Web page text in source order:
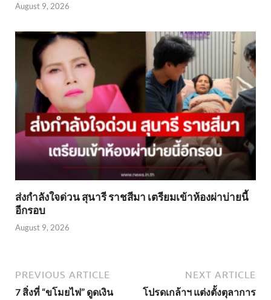
August 9, 2026
ส่งกำลังใจด่วน สุนารี ราชสีมา เตรียมเข้าห้องผ่าบ่ายนี้
อีกรอบ
August 9, 2026
PREVIOUS ARTICLE
7 สิ่งที่ “ขโมยไฟ” ดูดเงิน
NEXT ARTICLE
โปรดเกล้าฯ แต่งตั้งตุลาการ